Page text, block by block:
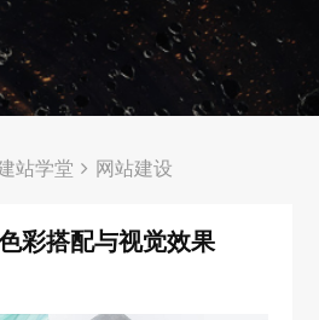
站学堂 网站建设
彩搭配与视觉效果